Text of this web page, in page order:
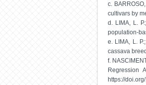
c.
cultivars by
d. LIMA, L.
population-
e. LIMA, L.
cassava
f.
Regression
https://